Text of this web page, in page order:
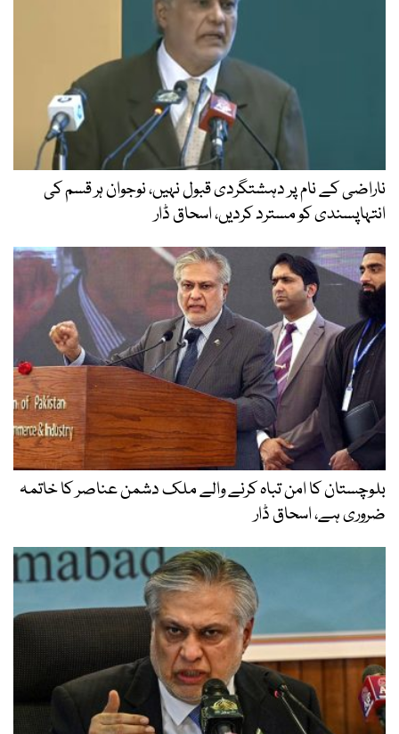
نام پر دہشتگردی قبول نہیں، نوجوان ہر قسم کی
کو مسترد کردیں، اسحاق ڈار
کا امن تباہ کرنے والے ملک دشمن عناصر کا خاتمہ
اسحاق ڈار